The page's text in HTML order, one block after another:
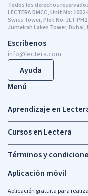
Todos los derechos
LECTERA DMCC, Unit No:
Swiss Tower, Plot No: JLT-
Jumeirah Lakes Tower, Dubai,
Escríbenos
info@lectera.com
Ayuda
Menú
Aprendizaje en
Cursos en Lectera
Términos y
Aplicación móvil
Aplicación gratuita para